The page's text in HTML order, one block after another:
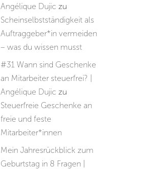
Angélique Dujic zu
Scheinselbstständigkeit als
Auftraggeber*in vermeiden
– was du wissen musst
#31 Wann sind Geschenke
an Mitarbeiter steuerfrei? |
Angélique Dujic zu
Steuerfreie Geschenke an
freie und feste
Mitarbeiter*innen
Mein Jahresrückblick zum
Geburtstag in 8 Fragen |